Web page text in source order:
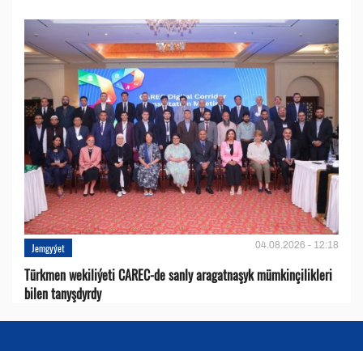
Jemgyýet 04.08.2026 - 12:18
Türkmen wekiliýeti CAREC-de sanly aragatnaşyk mümkinçilikleri
bilen tanyşdyrdy